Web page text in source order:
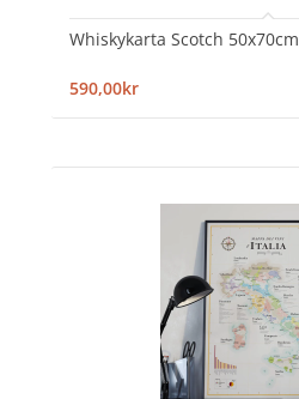
Whiskykarta Scotch 50x70cm
590,00kr